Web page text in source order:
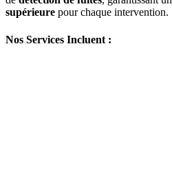
supérieure pour chaque intervention.
Nos Services Incluent :